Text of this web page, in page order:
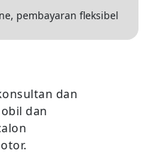
pembayaran fleksibel
dan
dan